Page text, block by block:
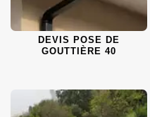
DEVIS POSE DE
GOUTTIÈRE 40